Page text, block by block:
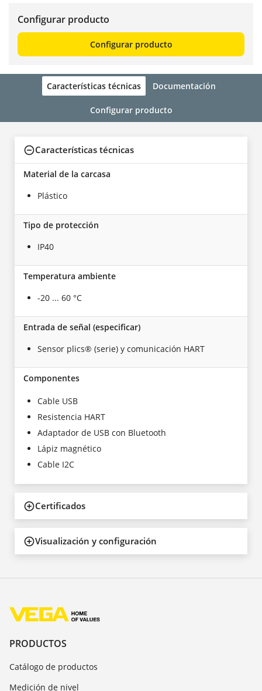
Configurar producto
Configurar producto
Características técnicas Documentación
Configurar producto
Características técnicas
Material de la carcasa
Plástico
Tipo de protección
IP40
Temperatura ambiente
-20 ... 60 °C
Entrada de señal (especificar)
Sensor plics® (serie) y comunicación HART
Componentes
Cable USB
Resistencia HART
Adaptador de USB con Bluetooth
Lápiz magnético
Cable I2C
Certificados
Visualización y configuración
PRODUCTOS
Catálogo de productos
Medición de nivel